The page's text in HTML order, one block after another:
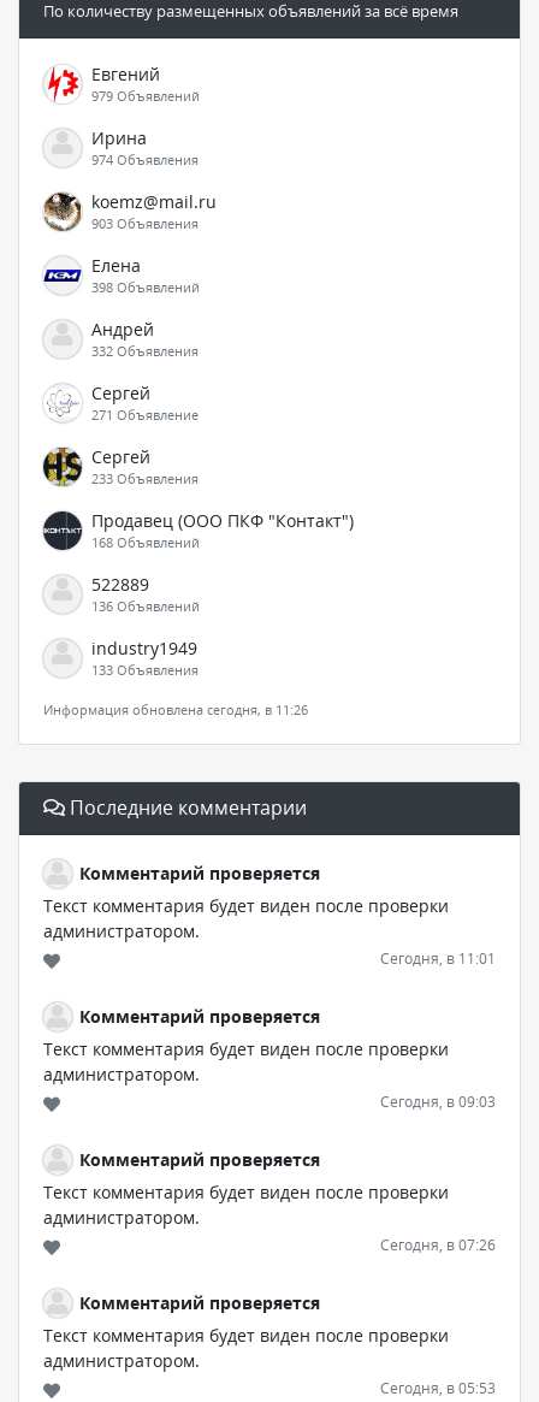
По количеству размещенных объявлений за всё время
Евгений
979 Объявлений
Ирина
974 Объявления
koemz@mail.ru
903 Объявления
Елена
398 Объявлений
Андрей
332 Объявления
Сергей
271 Объявление
Сергей
233 Объявления
Продавец (ООО ПКФ "Контакт")
168 Объявлений
522889
136 Объявлений
industry1949
133 Объявления
Информация обновлена сегодня, в 11:26
Последние комментарии
Комментарий проверяется
Текст комментария будет виден после проверки
администратором.
Сегодня, в 11:01
Комментарий проверяется
Текст комментария будет виден после проверки
администратором.
Сегодня, в 09:03
Комментарий проверяется
Текст комментария будет виден после проверки
администратором.
Сегодня, в 07:26
Комментарий проверяется
Текст комментария будет виден после проверки
администратором.
Сегодня, в 05:53